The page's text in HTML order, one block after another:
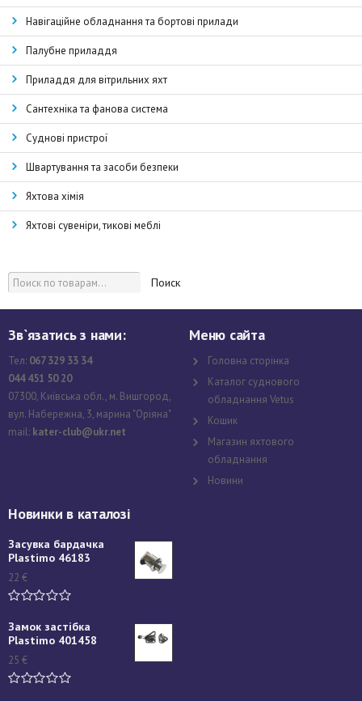
Навігаційне обладнання та бортові прилади
Палубне приладдя
Приладдя для вітрильних яхт
Сантехніка та фанова система
Суднові пристрої
Швартування та засоби безпеки
Яхтова хімія
Яхтові сувеніри, тикові меблі
Поиск
Зв`язатись з нами:
Тел: 067 329 33 34
044 451 50 20
07300, Київська обл., м. Вишгород,
вул. Набережна, 3, марина "Оріяна"
mail: kater-club@ukr.net
Меню сайта
Головна сторінка
Каталог суднового
обладнання Vetus
Кошик
Магазин яхтового
обладнання
Новини
Новинки в каталозі
Засувка бардачка
Plastimo 46183
22 €
Замок застібка
Plastimo 401458
25 €